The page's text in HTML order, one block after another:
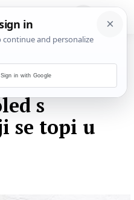
s
se topi u
Sign in with Google